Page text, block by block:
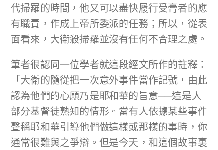
代掃羅的時間，他又可以盡快履行受膏者的應
有職責，作成上帝所委派的任務；所以，從表
面看來，大衛殺掃羅並沒有任何不合理之處。
筆者很認同一位學者就這段經文所作的註釋：
「大衛的隨從把一次意外事件當作記號，由此
認為他們的心願乃是耶和華的旨意──這是大
部分基督徒熟知的情形。當有人依據某些事件
聲稱耶和華引導他們做這樣或那樣的事時，你
通常很難與之爭辯。但是今天，和這個故事裏